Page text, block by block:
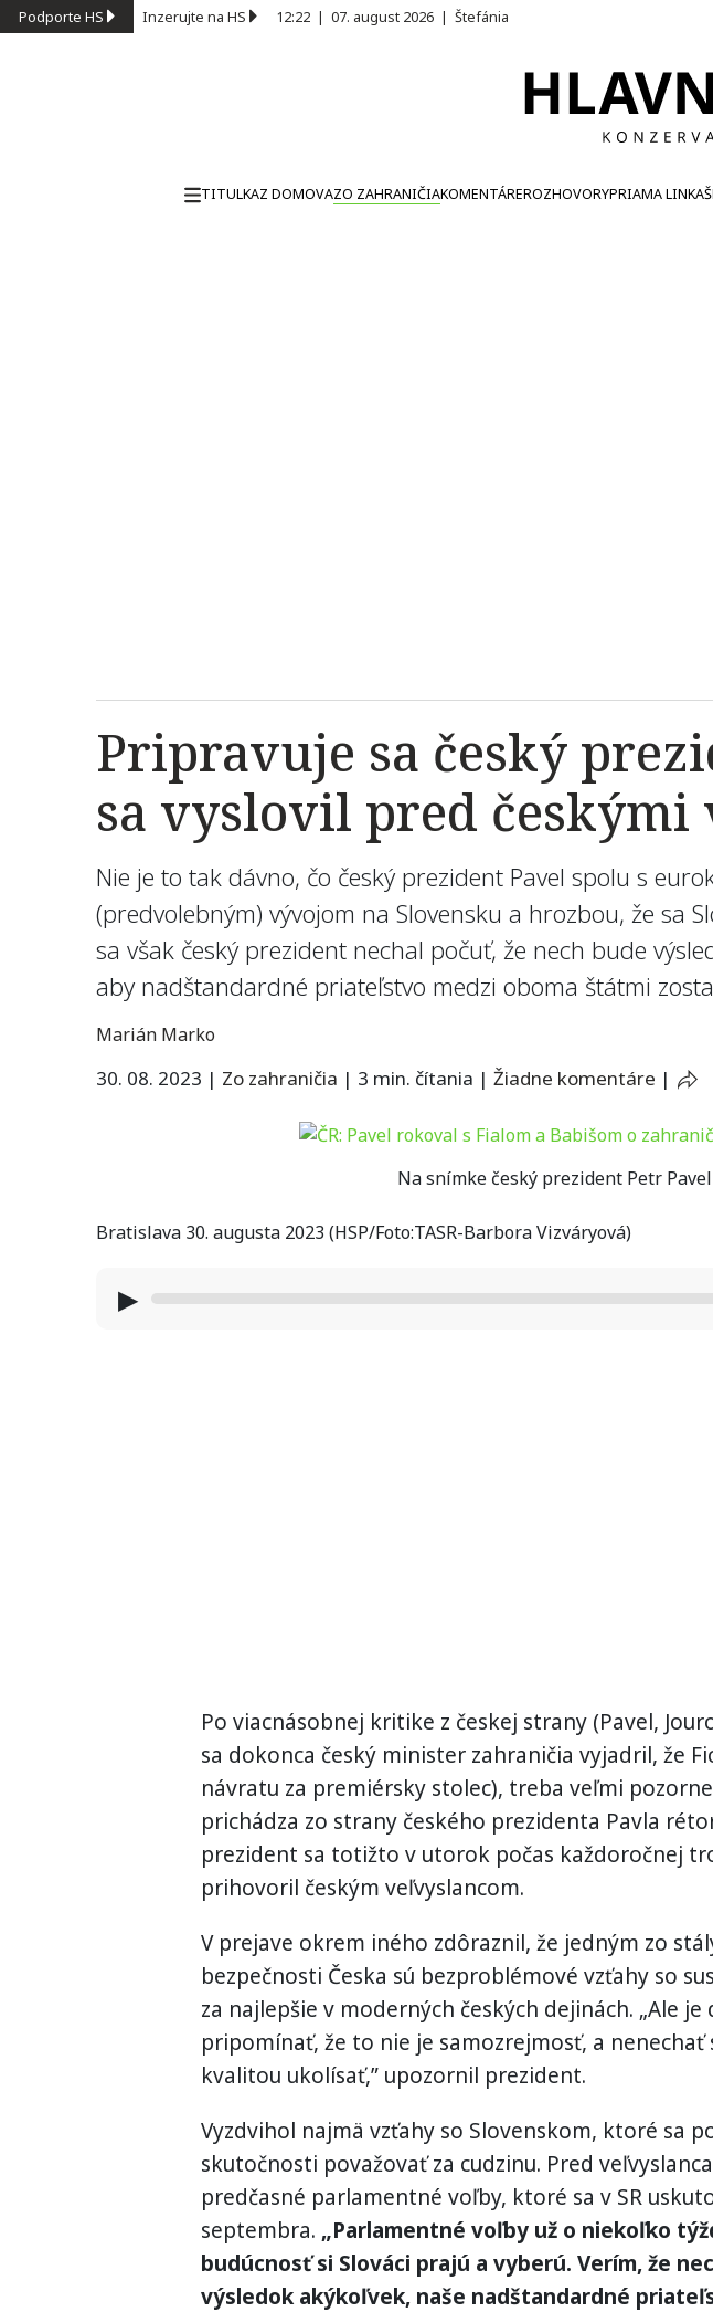
Podporte HS Inzerujte na HS 12:22 | 07. august 2026 | Štefánia
TITULKAZ DOMOVAZO ZAHRANIČIAKOMENTÁREROZHOVORYPRIAMA LINKA
Pripravuje sa český
sa vyslovil pred českými
Nie je to tak dávno, čo český prezident Pavel spolu s
(predvolebným) vývojom na Slovensku a hrozbou, že sa
sa však český prezident nechal počuť, že nech bude
aby nadštandardné priateľstvo medzi oboma štátmi
Marián Marko
30. 08. 2023 | Zo zahraničia | 3 min. čítania | Žiadne komentáre |
Na snímke český prezident Petr Pavel
Bratislava 30. augusta 2023 (HSP/Foto:TASR-Barbora Vizváryová)
▶
Po viacnásobnej kritike z českej strany (Pavel,
sa dokonca český minister zahraničia vyjadril, že
návratu za premiérsky stolec), treba veľmi
prichádza zo strany českého prezidenta Pavla
prezident sa totižto v utorok počas každoročnej
prihovoril českým veľvyslancom.
V prejave okrem iného zdôraznil, že jedným zo
bezpečnosti Česka sú bezproblémové vzťahy so
za najlepšie v moderných českých dejinách. „Ale je
pripomínať, že to nie je samozrejmosť, a nenechať
kvalitou ukolísať,” upozornil prezident.
Vyzdvihol najmä vzťahy so Slovenskom, ktoré sa
skutočnosti považovať za cudzinu. Pred
predčasné parlamentné voľby, ktoré sa v SR
septembra. „Parlamentné voľby už o niekoľko
budúcnosť si Slováci prajú a vyberú. Verím, že
výsledok akýkoľvek, naše nadštandardné